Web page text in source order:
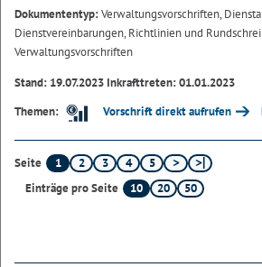
Dokumententyp:Verwaltungsvorschriften,
Dienstvereinbarungen, Richtlinien und
Verwaltungsvorschriften
Stand: 19.07.2023 Inkrafttreten: 01.01.2023
Themen:
Vorschrift direkt aufrufen
Seite 1 2 3 4
5
Einträge pro Seite
10 20 50